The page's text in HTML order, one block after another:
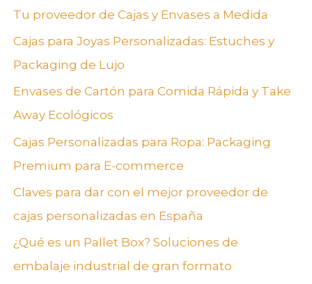
p
Tu proveedor de Cajas y Envases a Medida
Cajas para Joyas Personalizadas: Estuches y
Packaging de Lujo
Envases de Cartón para Comida Rápida y Take
Away Ecológicos
Cajas Personalizadas para Ropa: Packaging
Premium para E-commerce
Claves para dar con el mejor proveedor de
cajas personalizadas en España
¿Qué es un Pallet Box? Soluciones de
embalaje industrial de gran formato